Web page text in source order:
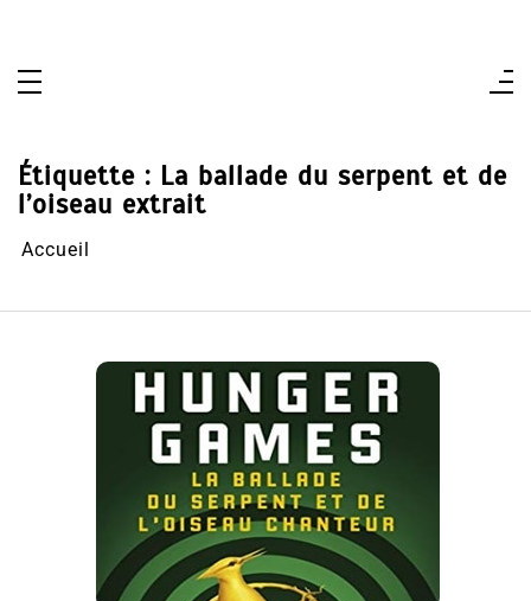
Étiquette : La ballade du serpent et de
l’oiseau extrait
Accueil